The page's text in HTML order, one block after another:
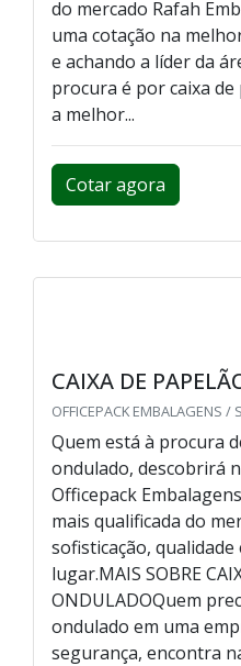
do mercado Rafah
uma cotação na
e achando a líder da
procura é por caixa
a melhor...
Cotar agora
CAIXA DE
OFFICEPACK EMBALAGENS /
Quem está à procura
ondulado, descobrirá
Officepack
mais qualificada do
sofisticação,
lugar.MAIS SOBRE
ONDULADOQuem
ondulado em uma
segurança, encontra